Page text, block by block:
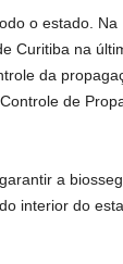
o estado. Na
Curitiba na
da
de
a
interior do